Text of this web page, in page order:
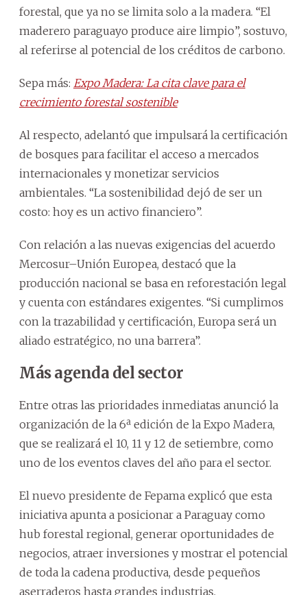
forestal, que ya no se limita solo a la madera. “El
maderero paraguayo produce aire limpio”, sostuvo,
al referirse al potencial de los créditos de carbono.
Sepa más: Expo Madera: La cita clave para el
crecimiento forestal sostenible
Al respecto, adelantó que impulsará la certificación
de bosques para facilitar el acceso a mercados
internacionales y monetizar servicios
ambientales. “La sostenibilidad dejó de ser un
costo: hoy es un activo financiero”.
Con relación a las nuevas exigencias del acuerdo
Mercosur–Unión Europea, destacó que la
producción nacional se basa en reforestación legal
y cuenta con estándares exigentes. “Si cumplimos
con la trazabilidad y certificación, Europa será un
aliado estratégico, no una barrera”.
Más agenda del sector
Entre otras las prioridades inmediatas anunció la
organización de la 6ª edición de la Expo Madera,
que se realizará el 10, 11 y 12 de setiembre, como
uno de los eventos claves del año para el sector.
El nuevo presidente de Fepama explicó que esta
iniciativa apunta a posicionar a Paraguay como
hub forestal regional, generar oportunidades de
negocios, atraer inversiones y mostrar el potencial
de toda la cadena productiva, desde pequeños
aserraderos hasta grandes industrias.